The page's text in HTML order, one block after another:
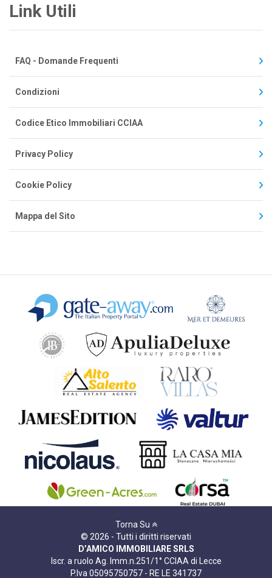
Link Utili
FAQ - Domande Frequenti
Condizioni
Codice Etico Immobiliari CCIAA
Privacy Policy
Cookie Policy
Mappa del Sito
Torna Su
© 2026 - Tutti i diritti riservati
D’AMICO IMMOBILIARE SRLS
Iscr. a ruolo Ag. Imm.n.251/1° CCIAA di Lecce
P.Iva 05095750757 - RE LE 341737